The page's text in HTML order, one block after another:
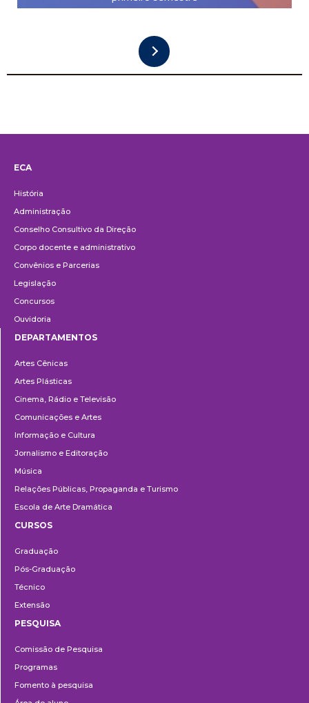
ECA
História
Administração
Conselho Consultivo da Direção
Corpo docente e administrativo
Convênios e Parcerias
Legislação
Concursos
Ouvidoria
DEPARTAMENTOS
Artes Cênicas
Artes Plásticas
Cinema, Rádio e Televisão
Comunicações e Artes
Informação e Cultura
Jornalismo e Editoração
Música
Relações Públicas, Propaganda e Turismo
Escola de Arte Dramática
CURSOS
Graduação
Pós-Graduação
Técnico
Extensão
PESQUISA
Comissão de Pesquisa
Programas
Fomento à pesquisa